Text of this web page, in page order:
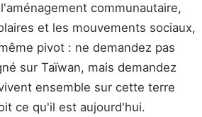
communautaire,
et les mouvements sociaux,
pivot : ne demandez pas
sur Taïwan, mais demandez
ensemble sur cette terre
ce qu'il est aujourd'hui.